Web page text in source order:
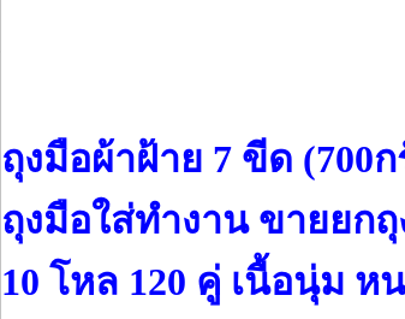
ถุงมือผ้าฝ้าย 7 ขีด (700
ถุงมือใส่ทำงาน ขายยกถุ
10 โหล 120 คู่ เนื้อนุ่ม ห